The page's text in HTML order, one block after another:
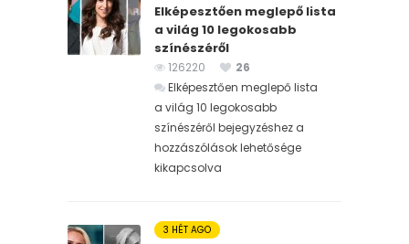
Elképesztően meglepő lista
a világ 10 legokosabb
színészéről
126220
26
Elképesztően meglepő lista
a világ 10 legokosabb
színészéről bejegyzéshez a
hozzászólások lehetősége
kikapcsolva
3 HÉT AGO